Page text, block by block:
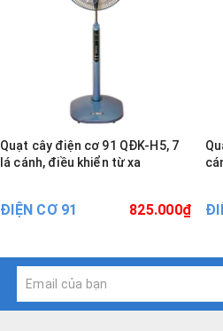
Quạt cây điện cơ 91 QĐK-H5, 7
lá cánh, điều khiển từ xa
ĐIỆN CƠ 91 825.000₫